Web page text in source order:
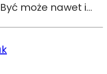
może nawet i…